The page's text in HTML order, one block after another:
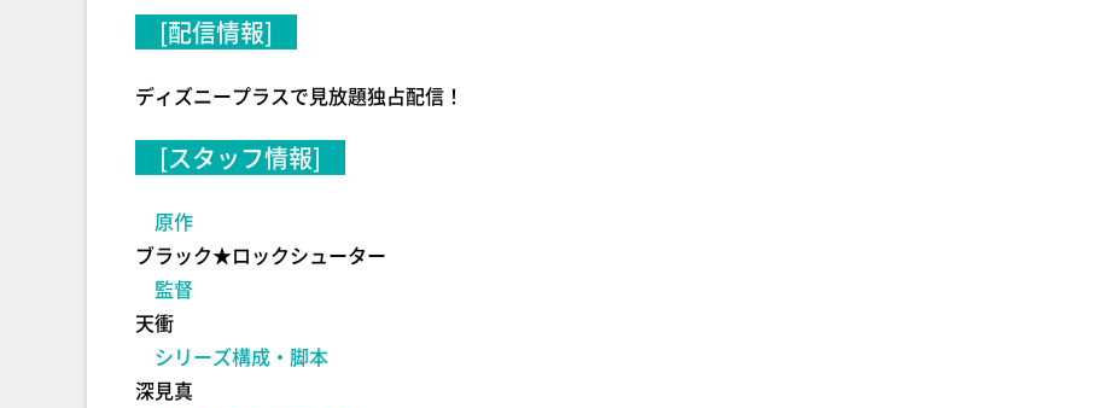
[配信情報]
ディズニープラスで見放題独占配信！
[スタッフ情報]
原作
ブラック★ロックシューター
監督
天衝
シリーズ構成・脚本
深見真